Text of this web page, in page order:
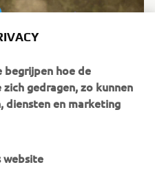
verbeteringen aan de
begrijpen hoe de
gedragen, zo kunnen
diensten en marketing
website